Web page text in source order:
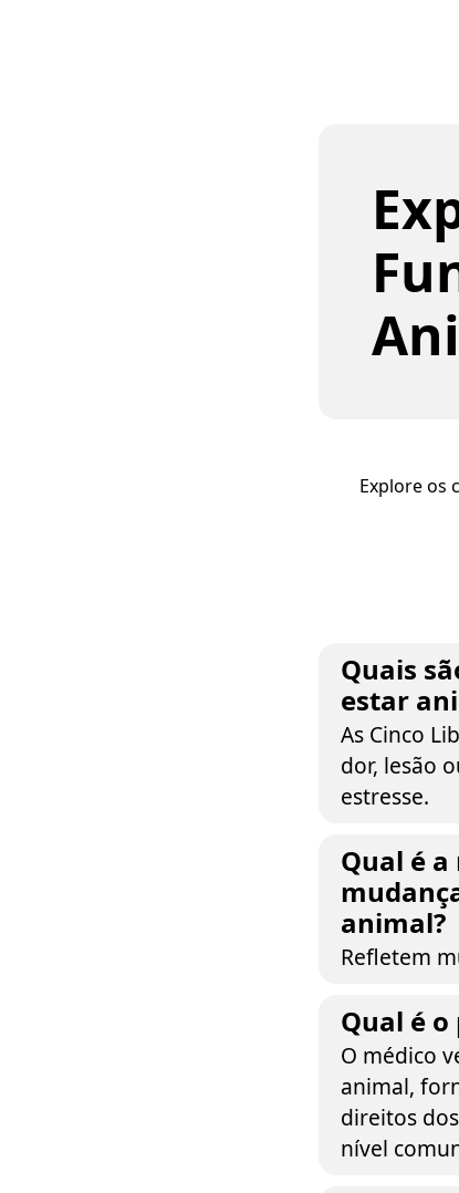
Explore os
Quais
estar
As Cinco
dor, lesão
estresse.
Qual é
animal?
Refletem
Qual é
O médico
animal,
direitos
nível